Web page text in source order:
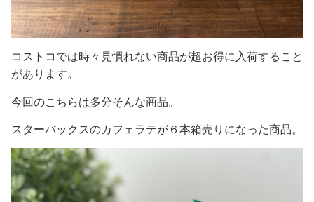
コストコでは時々見慣れない商品が超お得に入荷すること
があります。
今回のこちらは多分そんな商品。
スターバックスのカフェラテが６本箱売りになった商品。